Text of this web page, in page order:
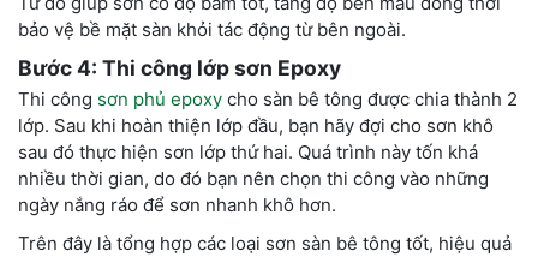
bảo vệ bề mặt sàn khỏi tác động từ bên ngoài.
Bước 4: Thi công lớp sơn Epoxy
Thi công sơn phủ epoxy cho sàn bê tông được chia thành 2
lớp. Sau khi hoàn thiện lớp đầu, bạn hãy đợi cho sơn khô
sau đó thực hiện sơn lớp thứ hai. Quá trình này tốn khá
nhiều thời gian, do đó bạn nên chọn thi công vào những
ngày nắng ráo để sơn nhanh khô hơn.
Trên đây là tổng hợp các loại sơn sàn bê tông tốt, hiệu quả